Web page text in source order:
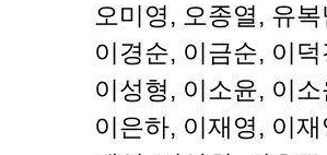
오미영, 오종열, 유
이경순, 이금순, 이
이성형, 이소윤, 이
이은하, 이재영, 이